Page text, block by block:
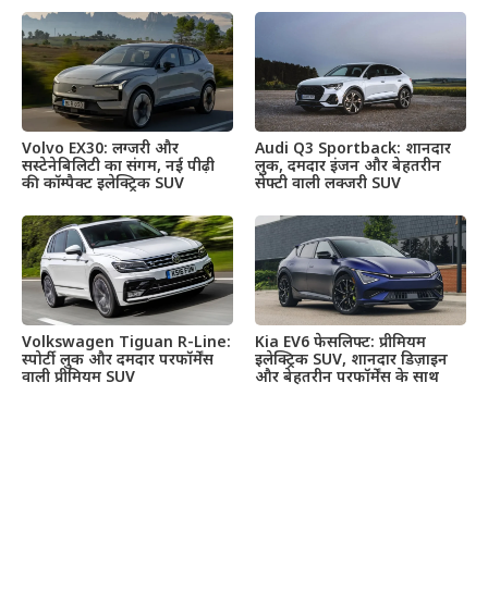
Volvo EX30: लग्जरी और
सस्टेनेबिलिटी का संगम, नई पीढ़ी
की कॉम्पैक्ट इलेक्ट्रिक SUV
Audi Q3 Sportback: शानदार
लुक, दमदार इंजन और बेहतरीन
सेफ्टी वाली लक्जरी SUV
Volkswagen Tiguan R-Line:
स्पोर्टी लुक और दमदार परफॉर्मेंस
वाली प्रीमियम SUV
Kia EV6 फेसलिफ्ट: प्रीमियम
इलेक्ट्रिक SUV, शानदार डिज़ाइन
और बेहतरीन परफॉर्मेंस के साथ